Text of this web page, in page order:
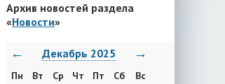
Архив новостей раздела
«Новости»
← Декабрь 2025 →
Пн Вт Ср Чт Пт Сб Вс